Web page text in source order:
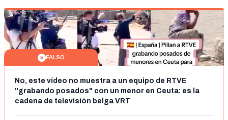
FALSO
No, este vídeo no muestra a un equipo de RTVE
"grabando posados" con un menor en Ceuta: es la
cadena de televisión belga VRT